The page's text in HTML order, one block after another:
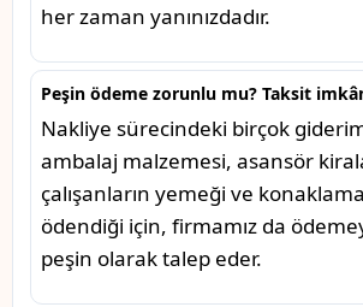
her zaman yanınızdadır.
Peşin ödeme zorunlu mu? Taksit
Nakliye sürecindeki birçok
ambalaj malzemesi, asansör
çalışanların yemeği ve
ödendiği için, firmamız da
peşin olarak talep eder.